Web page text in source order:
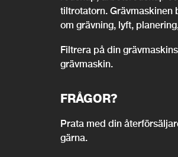
tiltrotatorn. Grävmaskinen
om grävning, lyft,
Filtrera på din
grävmaskin.
FRÅGOR?
Prata med din
gärna.